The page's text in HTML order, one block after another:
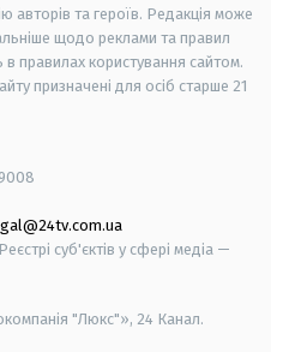
авторів та героїв. Редакція може
щодо реклами та правил
правилах користування сайтом.
призначені для осіб старше 21
суб'єктів у сфері медіа —
"Люкс"», 24 Канал.